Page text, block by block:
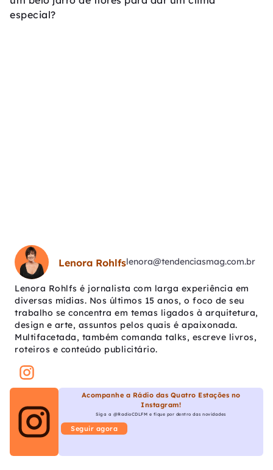
especial?
Lenora Rohlfslenora@tendenciasmag.com.br
Lenora Rohlfs é jornalista com larga experiência em
diversas mídias. Nos últimos 15 anos, o foco de seu
trabalho se concentra em temas ligados à arquitetura,
design e arte, assuntos pelos quais é apaixonada.
Multifacetada, também comanda talks, escreve livros,
roteiros e conteúdo publicitário.
Acompanhe a Rádio das Quatro Estações no
Instagram!
Siga a @RadioCDLFM e fique por dentro das novidades
Seguir agora